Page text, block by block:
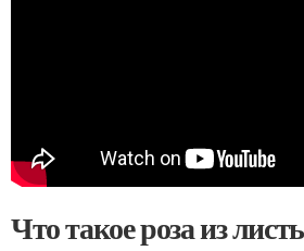
Что такое роза из